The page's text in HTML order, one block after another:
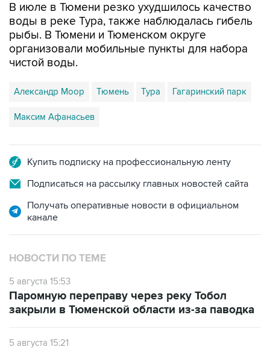
В июле в Тюмени резко ухудшилось качество
воды в реке Тура, также наблюдалась гибель
рыбы. В Тюмени и Тюменском округе
организовали мобильные пункты для набора
чистой воды.
Александр Моор Тюмень Тура Гагаринский парк
Максим Афанасьев
Купить подписку на профессиональную ленту
Подписаться на рассылку главных новостей сайта
Получать оперативные новости в официальном
канале
НОВОСТИ ПО ТЕМЕ
5 августа 15:53
Паромную переправу через реку Тобол
закрыли в Тюменской области из-за паводка
5 августа 15:21